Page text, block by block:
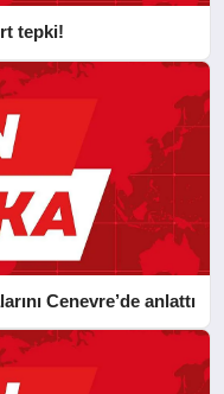
tepki!
Cenevre’de anlattı